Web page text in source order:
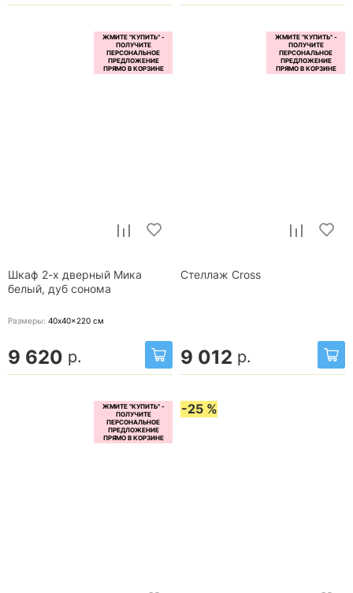
Шкаф 2-х дверный Мика
белый, дуб сонома
Размеры: 40x40x220 см
9 620 р.
Стеллаж Cross
9 012 р.
-25 %